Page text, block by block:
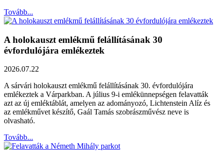
Tovább...
A holokauszt emlékmű felállításának 30
évfordulójára emlékeztek
2026.07.22
A sárvári holokauszt emlékmű felállításának 30. évfordulójára
emlékeztek a Várparkban. A július 9-i emlékünnepségen felavatták
azt az új emléktáblát, amelyen az adományozó, Lichtenstein Alíz és
az emlékművet készítő, Gaál Tamás szobrászművész neve is
olvasható.
Tovább...